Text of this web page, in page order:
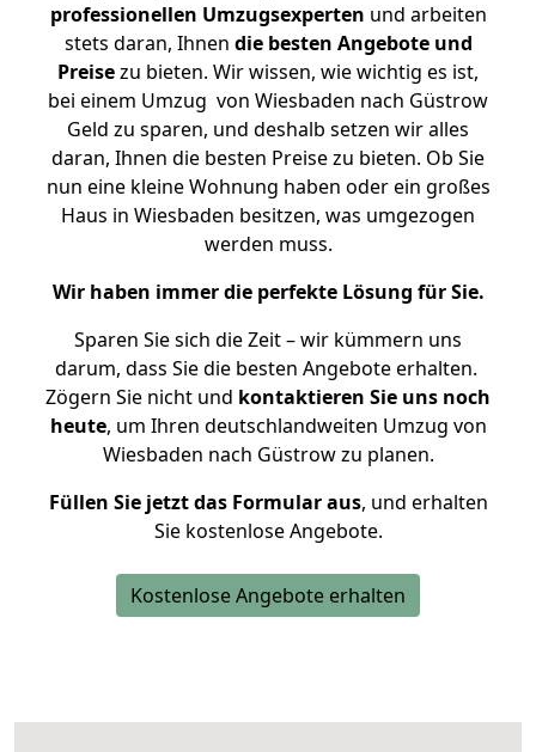
professionellen Umzugsexperten und arbeiten
stets daran, Ihnen die besten Angebote und
Preisezu bieten. Wir wissen, wie wichtig es ist,
bei einem Umzug von Wiesbaden nach Güstrow
Geld zu sparen, und deshalb setzen wir alles
daran, Ihnen die besten Preise zu bieten. Ob Sie
nun eine kleine Wohnung haben oder ein großes
Haus in Wiesbaden besitzen, was umgezogen
werden muss.
Wir haben immer die perfekte Lösung für Sie.
Sparen Sie sich die Zeit – wir kümmern uns
darum, dass Sie die besten Angebote erhalten.
Zögern Sie nicht und kontaktieren Sie uns noch
heute, um Ihren deutschlandweiten Umzug von
Wiesbaden nach Güstrow zu planen.
Füllen Sie jetzt das Formular aus, und erhalten
Sie kostenlose Angebote.
Kostenlose Angebote erhalten